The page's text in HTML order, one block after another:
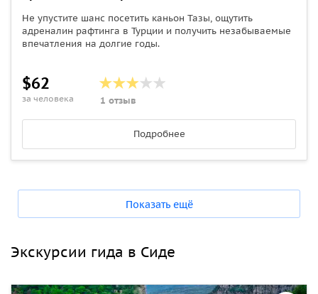
Не упустите шанс посетить каньон Тазы, ощутить
адреналин рафтинга в Турции и получить незабываемые
впечатления на долгие годы.
$62
за человека 1 отзыв
Подробнее
Показать ещё
Экскурсии гида в Сиде